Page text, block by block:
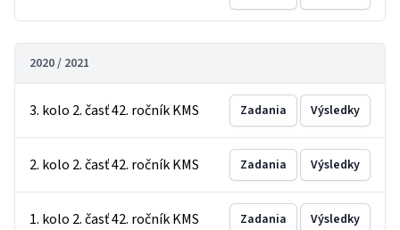
2020 / 2021
3. kolo 2. časť 42. ročník KMS Zadania Výsledky
2. kolo 2. časť 42. ročník KMS Zadania Výsledky
1. kolo 2. časť 42. ročník KMS Zadania Výsledky